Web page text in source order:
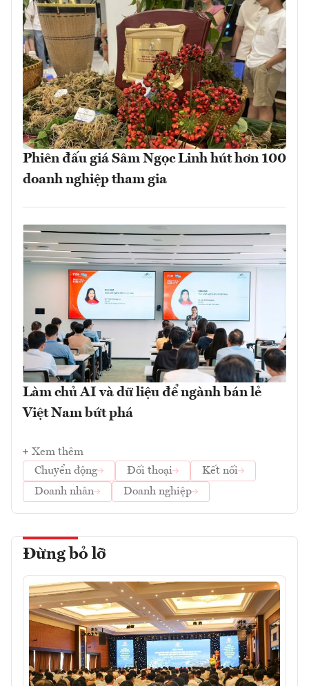
Phiên đấu giá Sâm Ngọc Linh hút hơn 100
doanh nghiệp tham gia
Làm chủ AI và dữ liệu để ngành bán lẻ
Việt Nam bứt phá
Xem thêm
Chuyển động
Đối thoại
Kết nối
Doanh nhân
Doanh nghiệp
Đừng bỏ lỡ